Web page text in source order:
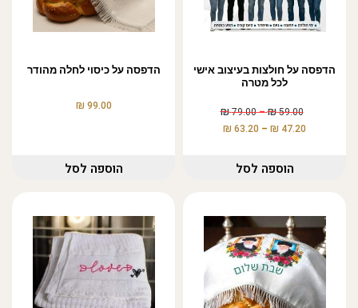
הדפסה על חולצות בעיצוב אישי
לכל מטרה
59.00
₪
–
79.00
₪
47.20
₪
–
63.20
₪
הוספה לסל
הדפסה על כיסוי לחלה מהודר
99.00
₪
הוספה לסל